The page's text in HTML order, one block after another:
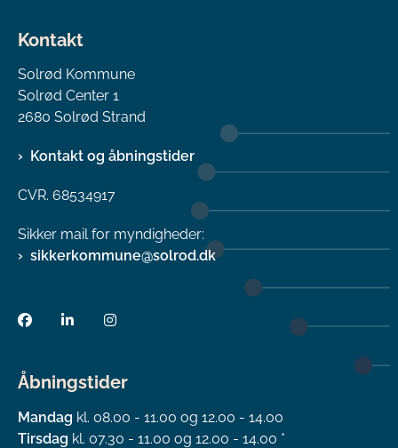
Kontakt
Solrød Kommune
Solrød Center 1
2680 Solrød Strand
Kontakt og åbningstider
CVR. 68534917
Sikker mail for myndigheder:
sikkerkommune@solrod.dk
Åbningstider
Mandag kl. 08.00 - 11.00 og 12.00 - 14.00
Tirsdag kl. 07.30 - 11.00 og 12.00 - 14.00 *